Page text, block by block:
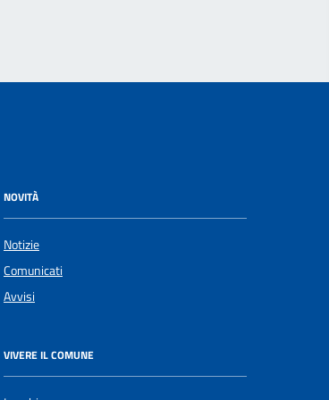
NOVITÀ
Notizie
Comunicati
Avvisi
VIVERE IL COMUNE